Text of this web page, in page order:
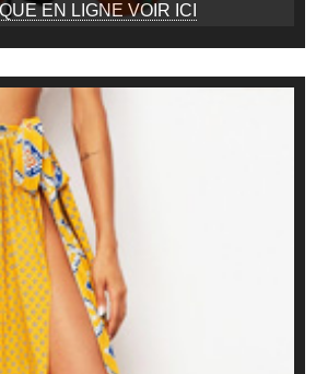
EN LIGNE VOIR ICI